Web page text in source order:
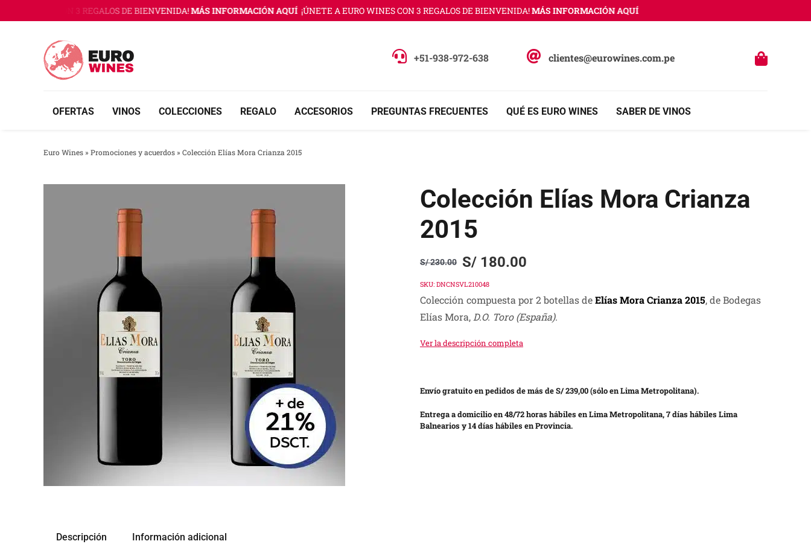
al
WINES CON 3 REGALOS DE BIENVENIDA!MÁS INFORMACIÓN AQUÍ ¡ÚNETE A EURO WINES CON 3 REGALOS DE BIENVENIDA!MÁS INFORMACIÓN AQUÍ
+51-938-972-638 clientes@eurowines.com.pe
OFERTAS VINOS COLECCIONES REGALO ACCESORIOS PREGUNTAS FRECUENTES QUÉ ES EURO WINES SABER DE VINOS
Euro Wines» Promociones y acuerdos» Colección Elías Mora Crianza 2015
Colección Elías Mora Crianza
2015
S/230.00
Original
price
was:
S/ 230.00.
S/180.00
Current
price
is:
S/ 180.00.
SKU: DNCNSVL210048
Colección compuesta por 2 botellas deElías Mora Crianza 2015, de Bodegas
Elías Mora, D.O. Toro(España).
Ver la descripción completa
Envío gratuito en pedidos de más de S/ 239,00 (sólo en Lima Metropolitana).
Entrega a domicilio en 48/72 horas hábiles en Lima Metropolitana, 7 días hábiles Lima
Balnearios y 14 días hábiles en Provincia.
Descripción Información adicional